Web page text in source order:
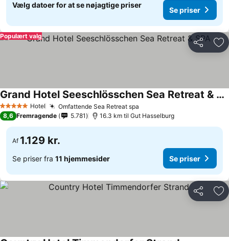
Vælg datoer for at se nøjagtige priser
Se priser
Del
Populært valg
5 Stjerner Hotel Omfattende Sea Retreat spa
Grand Hotel Seeschlösschen Sea Retreat & SPA
Se priser
8,6 Fremragende 5.781 16.3 km til Gut Hasselburg
Af 1.129 kr.
Se priser fra 11 hjemmesider Se priser
Del